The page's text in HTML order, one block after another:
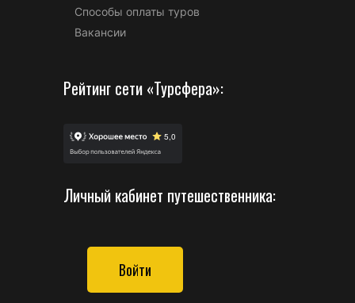
Способы оплаты туров
Вакансии
Рейтинг сети «Турсфера»:
Личный кабинет путешественника:
Войти